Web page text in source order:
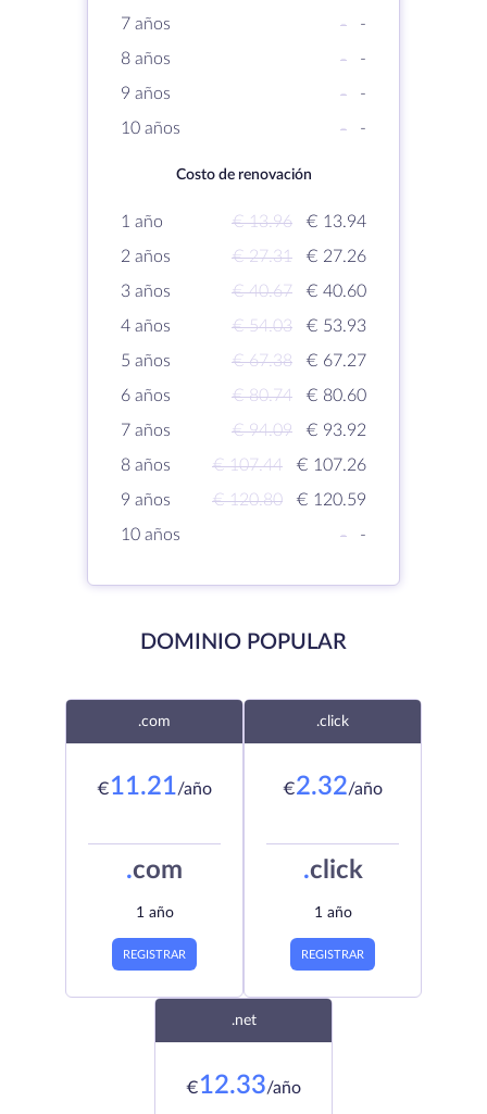
7 años
-
-
8 años
-
-
9 años
-
-
10 años
- -
Costo de renovación
1 año € 13.96
€ 13.94
2 años
€ 27.31
€ 27.26
3 años
€ 40.67
€ 40.60
4 años
€ 54.03
€ 53.93
5 años
€ 67.38
€ 67.27
6 años
€ 80.74
€ 80.60
7 años
€ 94.09
€ 93.92
8 años
€ 107.44
€ 107.26
9 años
€ 120.80
€ 120.59
10 años
- -
DOMINIO POPULAR
.com
€11.21/año
.com
1 año
REGISTRAR
.click
€2.32/año
.click
1 año
REGISTRAR
.net
€12.33/año